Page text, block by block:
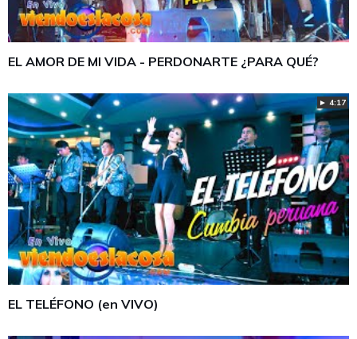
EL AMOR DE MI VIDA - PERDONARTE ¿PARA QUÉ?
► 4:17
EL TELÉFONO (en VIVO)